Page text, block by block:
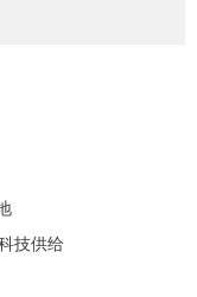
技供给